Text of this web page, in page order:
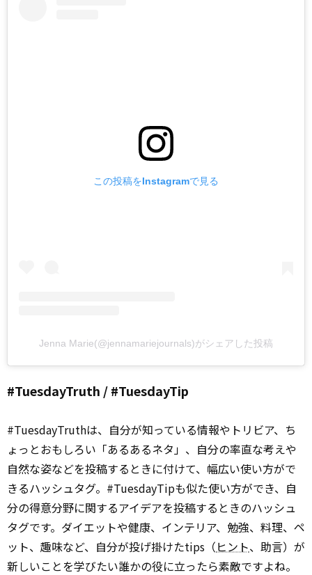
この投稿をInstagramで見る
Jenna Marie(@jennamariejournals)がシェアした投稿
#TuesdayTruth / #TuesdayTip
#TuesdayTruthは、自分が知っている情報やトリビア、ち
ょっとおもしろい「あるあるネタ」、自分の率直な考えや
自然な姿などを投稿するときに付けて、幅広い使い方がで
きるハッシュタグ。#TuesdayTipも似た使い方ができ、自
分の得意分野に関するアイデアを投稿するときのハッシュ
タグです。ダイエットや健康、インテリア、勉強、料理、ペ
ット、趣味など、自分が投げ掛けたtips（ヒント、助言）が
新しいことを学びたい誰かの役に立ったら素敵ですよね。